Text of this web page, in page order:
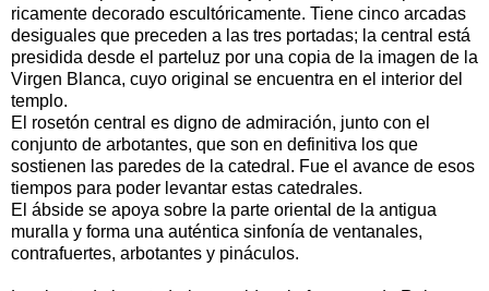
ricamente decorado escultóricamente. Tiene cinco arcadas
desiguales que preceden a las tres portadas; la central está
presidida desde el parteluz por una copia de la imagen de la
Virgen Blanca, cuyo original se encuentra en el interior del
templo.
El rosetón central es digno de admiración, junto con el
conjunto de arbotantes, que son en definitiva los que
sostienen las paredes de la catedral. Fue el avance de esos
tiempos para poder levantar estas catedrales.
El ábside se apoya sobre la parte oriental de la antigua
muralla y forma una auténtica sinfonía de ventanales,
contrafuertes, arbotantes y pináculos.